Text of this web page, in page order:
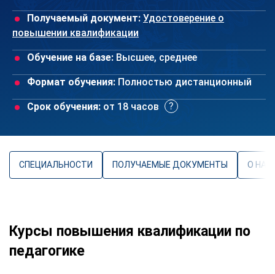
Получаемый документ: Удостоверение о
повышении квалификации
Обучение на базе: Высшее, среднее
Формат обучения: Полностью дистанционный
Срок обучения: от 18 часов
СПЕЦИАЛЬНОСТИ ПОЛУЧАЕМЫЕ ДОКУМЕНТЫ О
Курсы повышения квалификации по
педагогике